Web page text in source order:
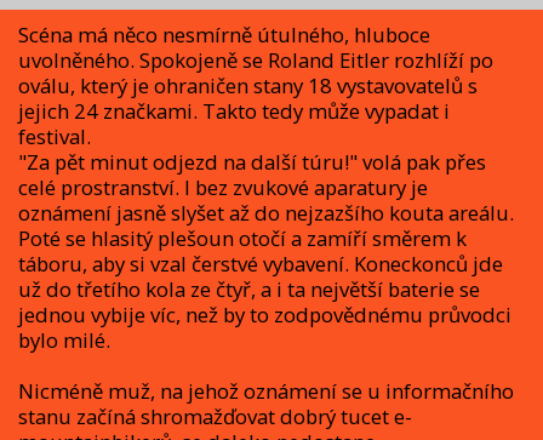
Scéna má něco nesmírně útulného, hluboce
uvolněného. Spokojeně se Roland Eitler rozhlíží po
oválu, který je ohraničen stany 18 vystavovatelů s
jejich 24 značkami. Takto tedy může vypadat i
festival.
"Za pět minut odjezd na další túru!" volá pak přes
celé prostranství. I bez zvukové aparatury je
oznámení jasně slyšet až do nejzazšího kouta areálu.
Poté se hlasitý plešoun otočí a zamíří směrem k
táboru, aby si vzal čerstvé vybavení. Koneckonců jde
už do třetího kola ze čtyř, a i ta největší baterie se
jednou vybije víc, než by to zodpovědnému průvodci
bylo milé.
Nicméně muž, na jehož oznámení se u informačního
stanu začíná shromažďovat dobrý tucet e-